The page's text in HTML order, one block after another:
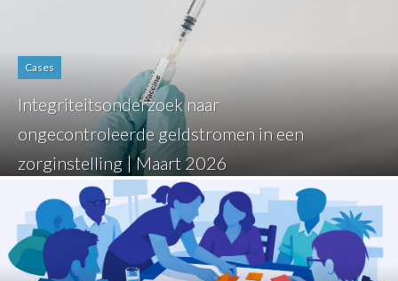
Cases
Integriteitsonderzoek naar
ongecontroleerde geldstromen in een
zorginstelling | Maart 2026